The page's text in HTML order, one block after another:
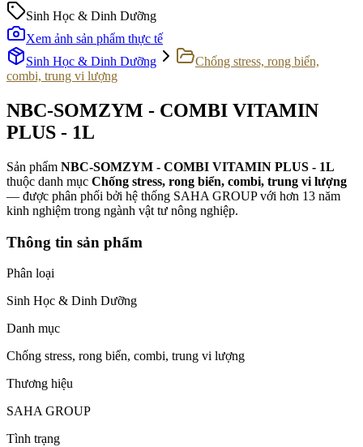
Sinh Học & Dinh Dưỡng
Xem ảnh sản phẩm thực tế
Sinh Học & Dinh Dưỡng
Chống stress, rong biển,
combi, trung vi lượng
NBC-SOMZYM - COMBI VITAMIN
PLUS - 1L
Sản phẩm NBC-SOMZYM - COMBI VITAMIN PLUS - 1L
thuộc danh mục Chống stress, rong biển, combi, trung vi lượng
— được phân phối bởi hệ thống SAHA GROUP với hơn 13 năm
kinh nghiệm trong ngành vật tư nông nghiệp.
Thông tin sản phẩm
Phân loại
Sinh Học & Dinh Dưỡng
Danh mục
Chống stress, rong biển, combi, trung vi lượng
Thương hiệu
SAHA GROUP
Tình trạng